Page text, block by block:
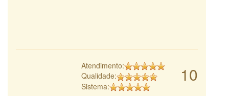
10
Atendimento:
Qualidade:
Sistema: